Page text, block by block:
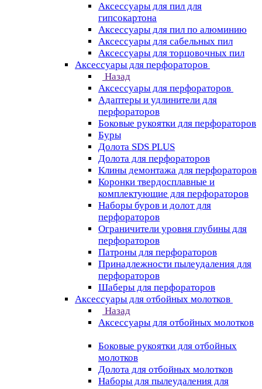
Аксессуары для пил для
гипсокартона
Аксессуары для пил по алюминию
Аксессуары для сабельных пил
Аксессуары для торцовочных пил
Аксессуары для перфораторов
Назад
Аксессуары для перфораторов
Адаптеры и удлинители для
перфораторов
Боковые рукоятки для перфораторов
Буры
Долота SDS PLUS
Долота для перфораторов
Клины демонтажа для перфораторов
Коронки твердосплавные и
комплектующие для перфораторов
Наборы буров и долот для
перфораторов
Ограничители уровня глубины для
перфораторов
Патроны для перфораторов
Принадлежности пылеудаления для
перфораторов
Шаберы для перфораторов
Аксессуары для отбойных молотков
Назад
Аксессуары для отбойных молотков
Боковые рукоятки для отбойных
молотков
Долота для отбойных молотков
Наборы для пылеудаления для